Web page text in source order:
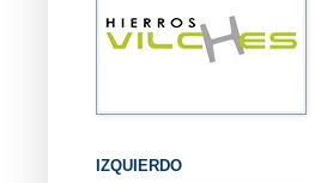
IZQUIERDO